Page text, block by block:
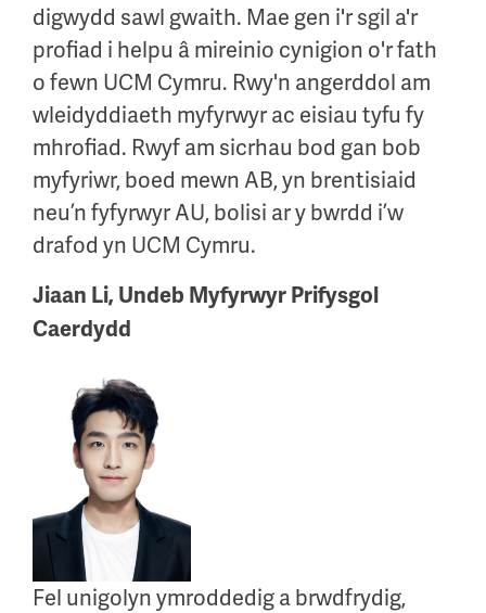
digwydd sawl gwaith. Mae gen i'r sgil a'r
profiad i helpu â mireinio cynigion o'r fath
o fewn UCM Cymru. Rwy'n angerddol am
wleidyddiaeth myfyrwyr ac eisiau tyfu fy
mhrofiad. Rwyf am sicrhau bod gan bob
myfyriwr, boed mewn AB, yn brentisiaid
neu’n fyfyrwyr AU, bolisi ar y bwrdd i’w
drafod yn UCM Cymru.
Jiaan Li, Undeb Myfyrwyr Prifysgol
Caerdydd
Fel unigolyn ymroddedig a brwdfrydig,